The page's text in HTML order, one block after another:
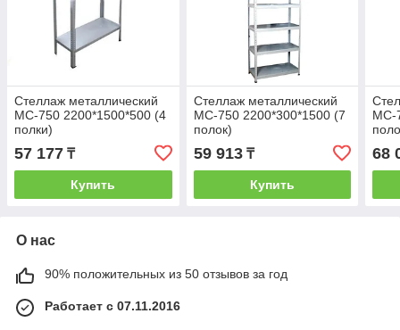
Стеллаж металлический
МС-750 2200*1500*500 (4
полки)
57 177 ₸
Купить
Стеллаж металлический
МС-750 2200*300*1500 (7
полок)
59 913₸
Купить
МС-
68
О нас
90% положительных из 50 отзывов за год
Работает с 07.11.2016